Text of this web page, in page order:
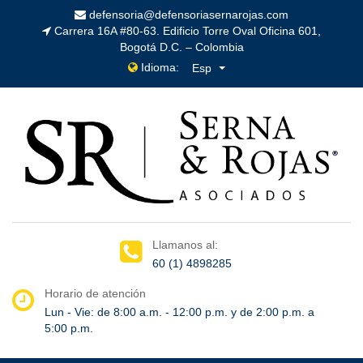
defensoria@defensoriasernarojas.com
Carrera 16A #80-63. Edificio Torre Oval Oficina 601,
Bogotá D.C. – Colombia
Idioma:
Esp
Llamanos al:
60 (1) 4898285
Horario de atención
Lun - Vie: de 8:00 a.m. - 12:00 p.m. y de 2:00 p.m. a
5:00 p.m.